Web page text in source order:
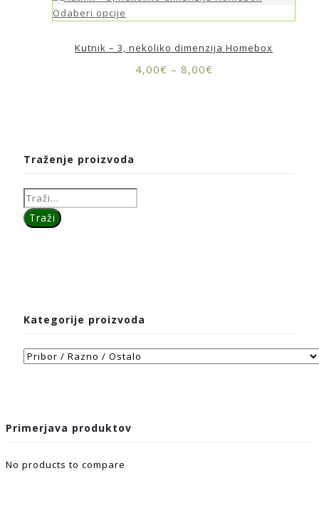
Odaberi opcije
Kutnik – 3, nekoliko dimenzija Homebox
4,00€ – 8,00€
Traženje proizvoda
Kategorije proizvoda
Primerjava produktov
No products to compare